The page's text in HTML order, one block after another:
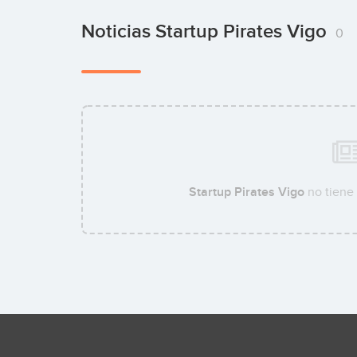
Noticias Startup Pirates Vigo 0
Startup Pirates Vigono tiene